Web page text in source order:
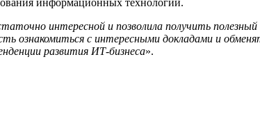
интересной и позволила получить
ознакомиться с интересными докладами и
развития ИТ-бизнеса».